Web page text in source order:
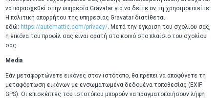
να παρασχεθεί στην υπηρεσία Gravatar για να δείτε αν τη χρησιμοποιείτε.
Η πολιτική απορρήτου της υπηρεσίας Gravatar διατίθεται
εδώ: https://automattic.com/privacy/. Μετά την έγκριση του σχολίου σας,
η εικόνα του προφίλ σας είναι ορατή στο κοινό στο πλαίσιο του σχολίου
σας.
Media
Εάν μεταφορτώνετε εικόνες στον ιστότοπο, θα πρέπει να αποφύγετε τη
μεταφόρτωση εικόνων με ενσωματωμένα δεδομένα τοποθεσίας (EXIF
GPS). Οι επισκέπτες του ιστοτόπου μπορούν να πραγματοποιήσουν λήψη